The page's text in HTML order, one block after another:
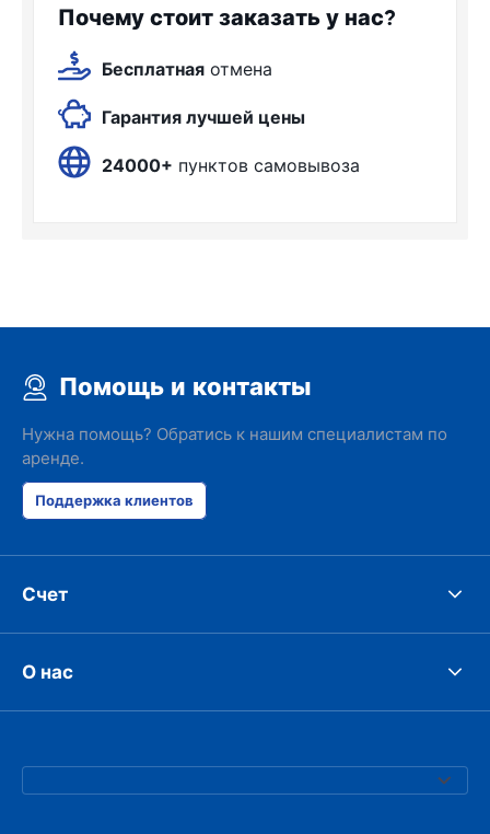
Почему стоит заказать у нас?
Бесплатная отмена
Гарантия лучшей цены
24000+ пунктов самовывоза
Помощь и контакты
Нужна помощь? Обратись к нашим специалистам по
аренде.
Поддержка клиентов
Счет
О нас